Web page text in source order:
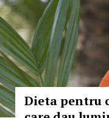
Dieta pentru